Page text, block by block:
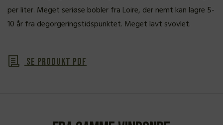
per liter. Meget seriøse bobler fra Loire, der nemt kan lagre 5-
10 år fra degorgeringstidspunktet. Meget lavt svovlet.
Se produkt PDF